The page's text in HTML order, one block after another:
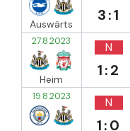
Auswärts 3:1
27.8.2023
Heim
N
1:2
19.8.2023 N
1:0